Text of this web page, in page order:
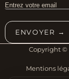
ENVOYER →
Copyright ©
Mentions